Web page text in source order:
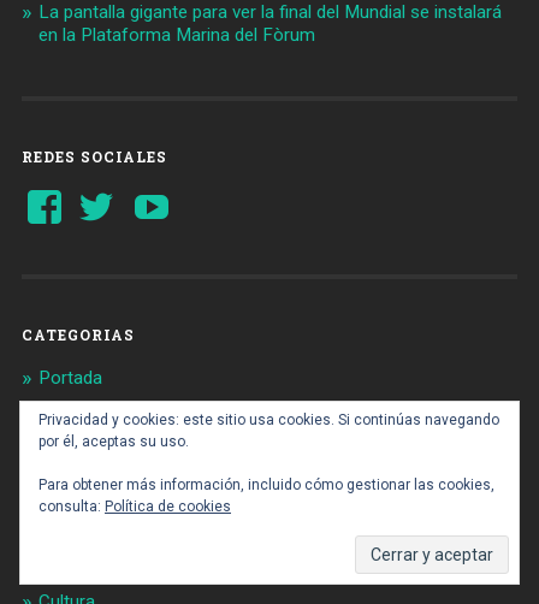
La pantalla gigante para ver la final del Mundial se instalará
en la Plataforma Marina del Fòrum
REDES SOCIALES
Ver
perfil
Ver
perfil
CATEGORIAS
Portada
Barrios
Sociedad
Política
Privacidad y cookies: este sitio usa cookies. Si continúas navegando
por él, aceptas su uso.
Para obtener más información, incluido cómo gestionar las cookies,
consulta: Política de cookies